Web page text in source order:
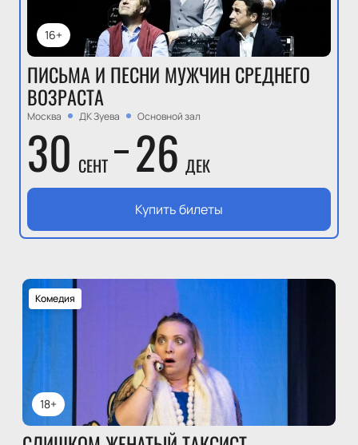
16+
ПИСЬМА И ПЕСНИ МУЖЧИН СРЕДНЕГО
ВОЗРАСТА
Москва ДК Зуева Основной зал
30 СЕНТ 26 ДЕК
Купить билеты
18+
Комедия